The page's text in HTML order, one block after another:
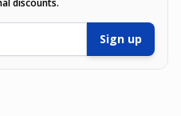
discounts.
Sign up